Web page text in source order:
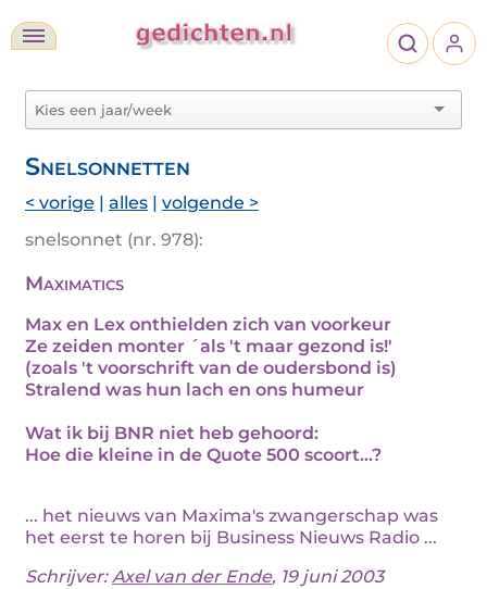
Snelsonnetten
< vorige | alles | volgende >
snelsonnet (nr. 978):
Maximatics
Max en Lex onthielden zich van voorkeur
Ze zeiden monter ´als 't maar gezond is!'
(zoals 't voorschrift van de oudersbond is)
Stralend was hun lach en ons humeur
Wat ik bij BNR niet heb gehoord:
Hoe die kleine in de Quote 500 scoort...?
... het nieuws van Maxima's zwangerschap was
het eerst te horen bij Business Nieuws Radio ...
Schrijver:Axel van der Ende, 19 juni 2003